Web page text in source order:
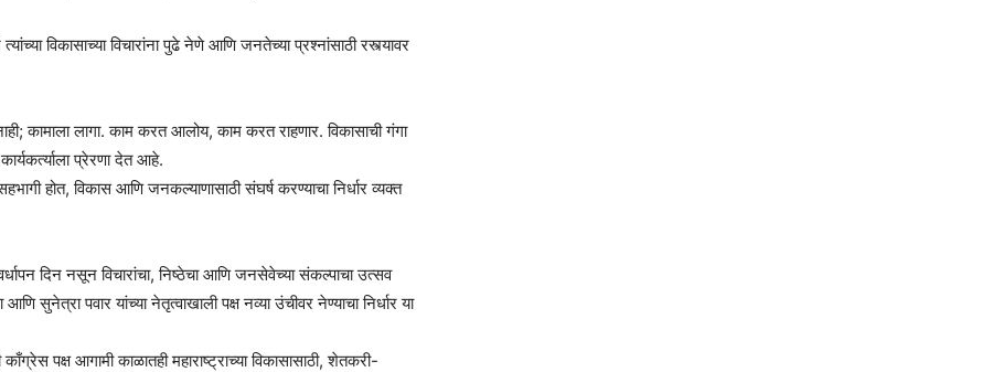
विकासाच्या विचारांना पुढे नेणे आणि जनतेच्या प्रश्नांसाठी रस्त्यावर
कामाला लागा. काम करत आलोय, काम करत राहणार. विकासाची गंगा
प्रेरणा देत आहे.
होत, विकास आणि जनकल्याणासाठी संघर्ष करण्याचा निर्धार व्यक्त
वर्धापन दिन नसून विचारांचा, निष्ठेचा आणि जनसेवेच्या संकल्पाचा उत्सव
सुनेत्रा पवार यांच्या नेतृत्वाखाली पक्ष नव्या उंचीवर नेण्याचा निर्धार या
पक्ष आगामी काळातही महाराष्ट्राच्या विकासासाठी, शेतकरी-